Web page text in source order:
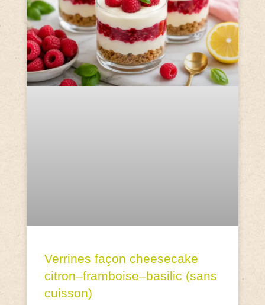
Verrines façon cheesecake
citron–framboise–basilic (sans
cuisson)